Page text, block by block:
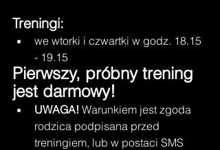
Treningi:
we wtorki i czwartki w godz. 18.15
- 19.15
Pierwszy, próbny trening
jest darmowy!
UWAGA! Warunkiem jest zgoda
rodzica podpisana przed
treningiem, lub w postaci SMS